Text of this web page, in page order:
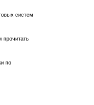
систем
прочитать
по